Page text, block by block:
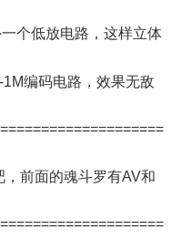
个低放电路，这样立体
编码电路，效果无敌
前面的魂斗罗有AV和